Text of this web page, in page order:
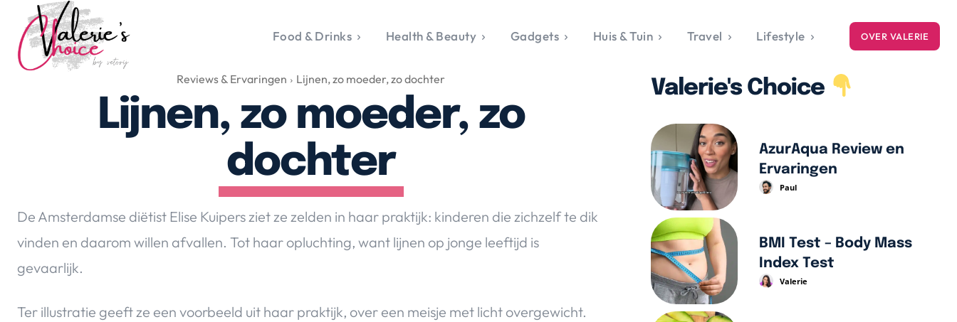
Valerie's Topics
Food & Drinks
Happyness & Opmerkelijk
Lifestyle, Sport &
Duurzaamheid
Gadgets & Tech
Top 5 van Valerie
Health & Beauty
Over Valerie
De Top 5
Lifestyle
Food & Drinks Health & Beauty Gadgets Huis & Tuin Travel Lifestyle OVER VALERIE
Reviews & Ervaringen Lijnen, zo moeder, zo dochter
Lijnen, zo moeder, zo
dochter
De Amsterdamse diëtist Elise Kuipers ziet ze zelden in haar praktijk: kinderen die zichzelf te dik
vinden en daarom willen afvallen. Tot haar opluchting, want lijnen op jonge leeftijd is
gevaarlijk.
Ter illustratie geeft ze een voorbeeld uit haar praktijk, over een meisje met licht overgewicht.
Valerie's Choice
AzurAqua Review en
Ervaringen
Paul
BMI Test – Body Mass
Index Test
Valerie